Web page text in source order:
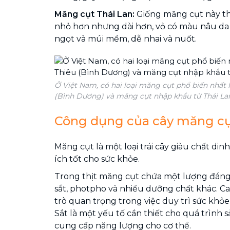
Măng cụt Thái Lan: Giống măng cụt này
nhỏ hơn nhưng dài hơn, vỏ có màu nâu
ngọt và múi mềm, dễ nhai và nuốt.
Ở Việt Nam, có hai loại măng cụt phổ biến nhất
(Bình Dương) và măng cụt nhập khẩu từ Thái
Công dụng của cây măng
Măng cụt là một loại trái cây giàu chất
ích tốt cho sức khỏe.
Trong thịt măng cụt chứa một lượng
sắt, photpho và nhiều dưỡng chất khác.
trò quan trọng trong việc duy trì sức khỏe
Sắt là một yếu tố cần thiết cho quá trình
cung cấp năng lượng cho cơ thể.